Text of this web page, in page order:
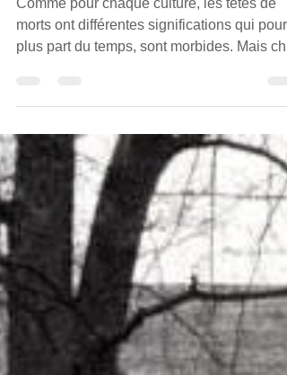
Calaveras : Une symbolique
des plus festives
morts ont différentes significations qui pour
les...